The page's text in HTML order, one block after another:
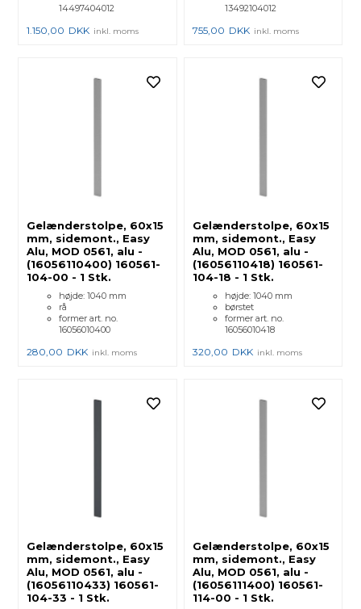
14497404012
1.150,00 DKK inkl. moms
13492104012
755,00 DKK inkl. moms
Gelænderstolpe, 60x15
mm, sidemont., Easy
Alu, MOD 0561, alu -
(16056110400) 160561-
104-00 - 1 Stk.
højde: 1040 mm
rå
former art. no.
16056010400
280,00 DKK inkl. moms
Gelænderstolpe, 60x15
mm, sidemont., Easy
Alu, MOD 0561, alu -
(16056110418) 160561-
104-18 - 1 Stk.
højde: 1040 mm
børstet
former art. no.
16056010418
320,00 DKK inkl. moms
Gelænderstolpe, 60x15
mm, sidemont., Easy
Alu, MOD 0561, alu -
(16056110433) 160561-
104-33 - 1 Stk.
Gelænderstolpe, 60x15
mm, sidemont., Easy
Alu, MOD 0561, alu -
(16056111400) 160561-
114-00 - 1 Stk.